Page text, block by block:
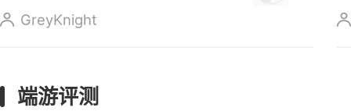
式上线
GreyKnight
端游评测